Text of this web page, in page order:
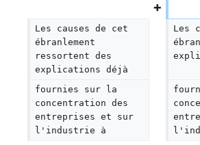
Les causes de cet
ébranlement
ressortent des
explications déjà
Les
fournies sur la
concentration des
entreprises et sur
l'industrie à